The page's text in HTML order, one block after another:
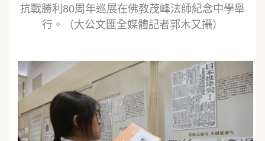
抗戰勝利80周年巡展在佛教茂峰法師紀念中學舉
行。（大公文匯全媒體記者郭木又攝）